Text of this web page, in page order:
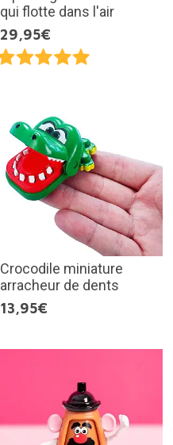
qui flotte dans l'air
29,95€
Crocodile miniature
arracheur de dents
13,95€